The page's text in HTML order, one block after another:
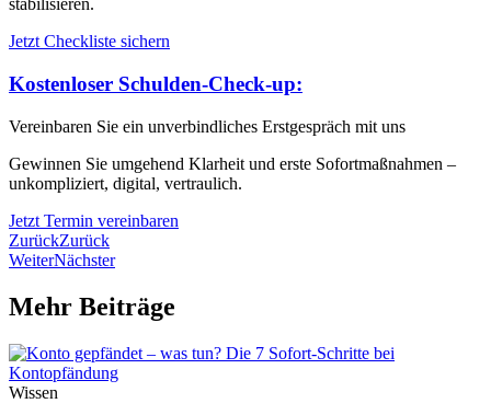
stabilisieren.
Jetzt Checkliste sichern
Kostenloser Schulden-Check-up:
Vereinbaren Sie ein unverbindliches Erstgespräch mit uns
Gewinnen Sie umgehend Klarheit und erste Sofortmaßnahmen –
unkompliziert, digital, vertraulich.
Jetzt Termin vereinbaren
ZurückZurück
WeiterNächster
Mehr Beiträge
Wissen